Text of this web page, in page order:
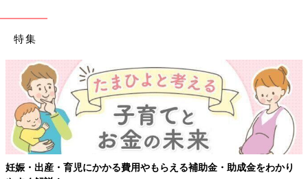
特集
かり 【ワクチン接種できるものも】妊婦の感染症対策、知ってお